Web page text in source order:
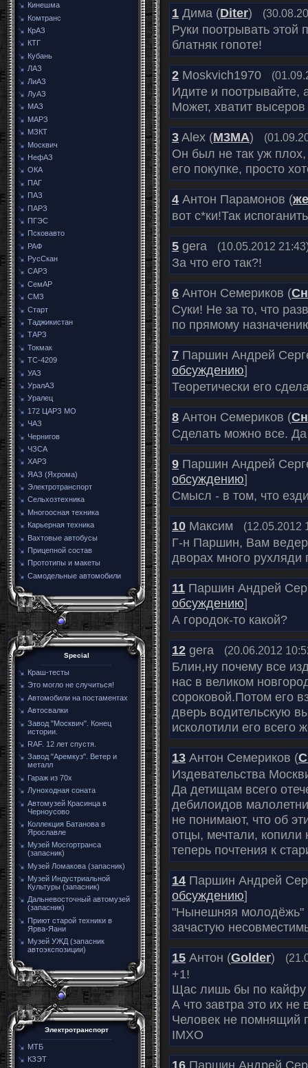
Кинешма
Комтранс
КрАЗ
КТГ
Кубань
ЛАЗ
ЛиАЗ
ЛуАЗ
МАЗ
МАРЗ
МЗКТ
Москвич
НефАЗ
ОКА
ПАГ
ПАЗ
ПАРЗ
ПГЭС
Псковавто
РАФ
РусСкан
САРЗ
СемАР
СМЗ
Старт
Таджикистан
ТАРЗ
Токмак
ТС-4209
УАЗ
УралАЗ
Уралец
172 ЦАРЗ МО
ЧАЗ
Чернигов
ЧЗСА
ХАРЗ
ЯАЗ (Яхрома)
Электротранспорт
Сельхозтехника
Многоосная техника
Карьерная техника
Вахтовые автобусы
Прицепной состав
Прототипы и макеты
Самодельные автомобили
Special
Краш-тесты
Это могло не случиться!
Автомобили на постаментах
Автосвалки
Завод "Москвич". Конец
истории.
RAF. 12 лет спустя.
Завод "Аремкуз". Ветер и
металл
Гараж из 70х
Луноходная соната
Автомузей Красинца в
Черноусово
Коллекция Батанова в
Ярославле
Музей Мосгортранса
(запасник)
Музей Ломакова (запасник)
Музей Индустриальной
Культуры (запасник)
Дальневосточный автомузей
(запасник)
Приют старой техники в
Ярва-Яани
Музей УЖД (запасник
автоэкспозиции)
Электротранспорт
МТБ
КЗЭТ
1 Дима (Diter)
Руки поотрывать этой
блатняк гопоте!
2 Moskvich1970
Идите и поотрывайте,
Может, хватит
3Alex (M3MA)
Он был не так уж
его покупке, просто
4 Антон Парамонов (
вот с*ки!Так
5 gera (10.05.2012
За что его так?!
6 Антон Семериков (
Суки! Не за то, что
по прямому
7 Паршин Андрей
обсуждению]
Теоретически его
8 Антон Семериков (
Сделать можно все.
9 Паршин Андрей
обсуждению]
Смысл - в том, что
10 Максим (12.05.2012
Г-н Паршин, Вам ведер
дворах много рухляди
11 Паршин Андрей
обсуждению]
А городок-то какой?
12 gera (20.06.2012
Блин,ну почему все
нас в великом
сороковой.Потом его
дверь водительскую
исколотили его всего
13 Антон Семериков (
Издевательства
Да детищам всего
дебилоидов
не понимают, что об
отцы, мечтали, копили
теперь почтения к
14 Паршин Андрей
обсуждению]
"Нынешняя молодёжь"
зачастую
15 Антон (Golder)
+1!
Щас лишь бы по
А что завтра это их не
Человек не помнящий
IMXO
16 Паршин Андрей